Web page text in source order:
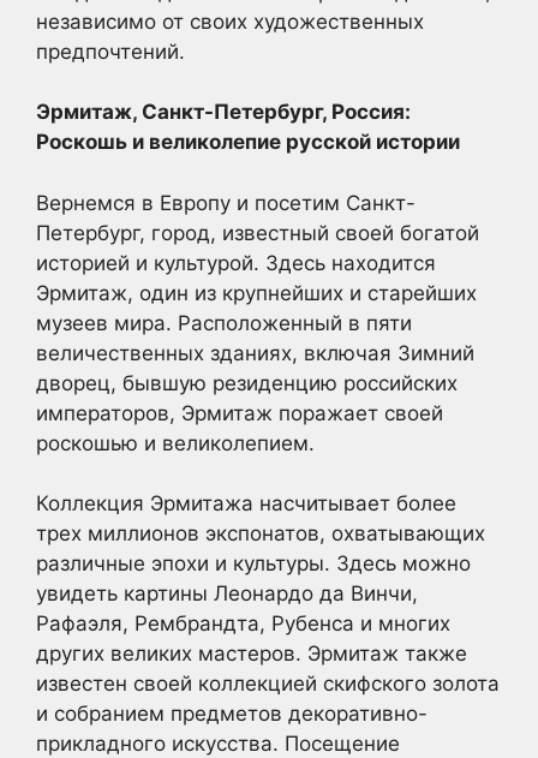
независимо от своих художественных
предпочтений.
Эрмитаж, Санкт-Петербург, Россия:
Роскошь и великолепие русской истории
Вернемся в Европу и посетим Санкт-
Петербург, город, известный своей богатой
историей и культурой. Здесь находится
Эрмитаж, один из крупнейших и старейших
музеев мира. Расположенный в пяти
величественных зданиях, включая Зимний
дворец, бывшую резиденцию российских
императоров, Эрмитаж поражает своей
роскошью и великолепием.
Коллекция Эрмитажа насчитывает более
трех миллионов экспонатов, охватывающих
различные эпохи и культуры. Здесь можно
увидеть картины Леонардо да Винчи,
Рафаэля, Рембрандта, Рубенса и многих
других великих мастеров. Эрмитаж также
известен своей коллекцией скифского золота
и собранием предметов декоративно-
прикладного искусства. Посещение